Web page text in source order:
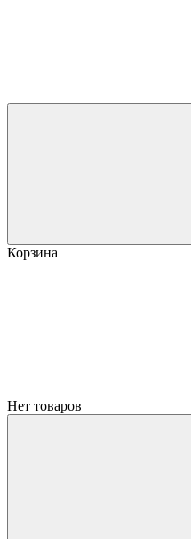
Корзина
Нет товаров